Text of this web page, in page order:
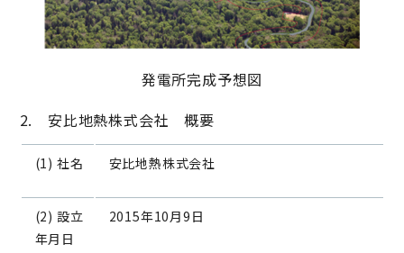
発電所完成予想図
2. 安比地熱株式会社 概要
(1) 社名 安比地熱株式会社
(2) 設立
年月日
2015年10月9日